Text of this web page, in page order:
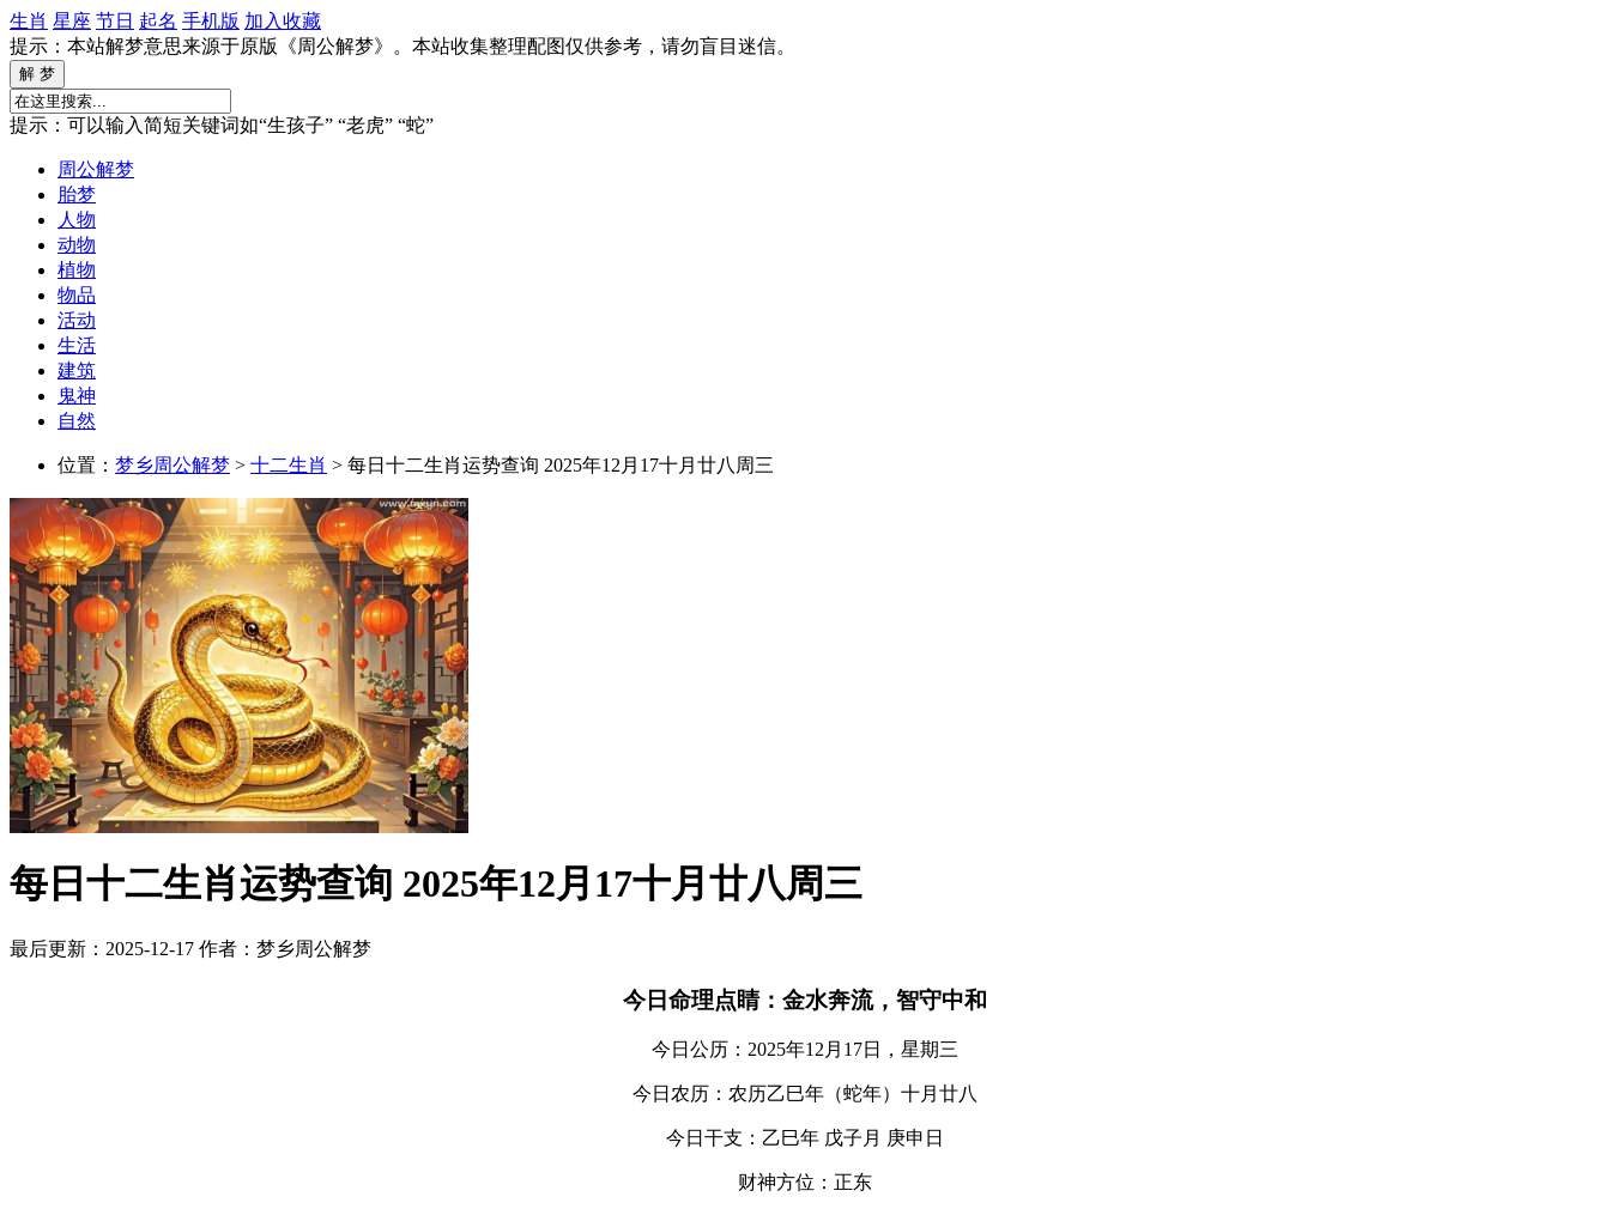
生肖 星座 节日 起名 手机版 加入收藏
提示：本站解梦意思来源于原版《周公解梦》。本站收集整理配图仅供参考，请勿盲目迷信。
提示：可以输入简短关键词如“生孩子” “老虎” “蛇”
周公解梦
胎梦
人物
动物
植物
物品
活动
生活
建筑
鬼神
自然
位置： 梦乡周公解梦 > 十二生肖 > 每日十二生肖运势查询 2025年12月17十月廿八周三
每日十二生肖运势查询 2025年12月17十月廿八周三
最后更新：2025-12-17 作者：梦乡周公解梦
今日命理点睛：金水奔流，智守中和
今日公历：2025年12月17日，星期三
今日农历：农历乙巳年（蛇年）十月廿八
今日干支：乙巳年 戊子月 庚申日
财神方位：正东